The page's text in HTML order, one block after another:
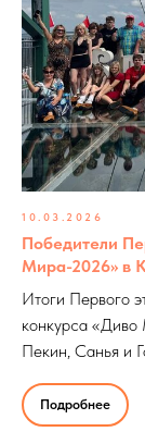
10.03.2026
Победители
Мира-2026» в
Итоги Первого
конкурса «Диво
Пекин, Санья и
Подробнее